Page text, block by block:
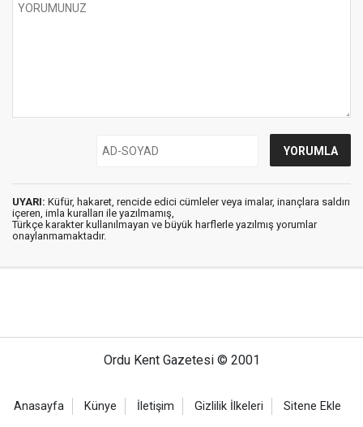
UYARI: Küfür, hakaret, rencide edici cümleler veya imalar, inançlara saldırı
içeren, imla kuralları ile yazılmamış,
Türkçe karakter kullanılmayan ve büyük harflerle yazılmış yorumlar
onaylanmamaktadır.
Ordu Kent Gazetesi © 2001
Anasayfa Künye İletişim Gizlilik İlkeleri Sitene Ekle